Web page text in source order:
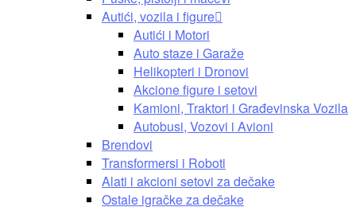
Autići, vozila i figure
Autići i Motori
Auto staze i Garaže
Helikopteri i Dronovi
Akcione figure i setovi
Kamioni, Traktori i Građevinska Vozila
Autobusi, Vozovi i Avioni
Brendovi
Transformersi i Roboti
Alati i akcioni setovi za dečake
Ostale igračke za dečake